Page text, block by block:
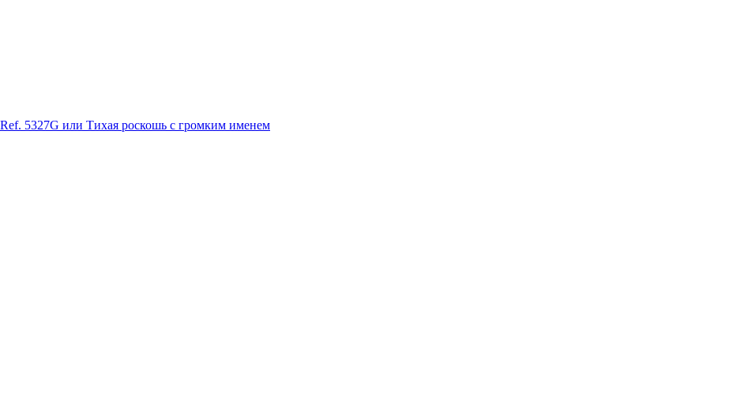
5327G или Тихая роскошь с громким именем